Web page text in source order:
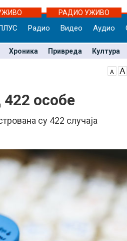
РАДИО УЖИВО
Радио Видео Аудио
Хроника Привреда Култура
особе
су 422 случаја